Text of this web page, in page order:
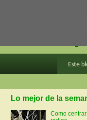
en bici
Este
Lo mejor de la
Como